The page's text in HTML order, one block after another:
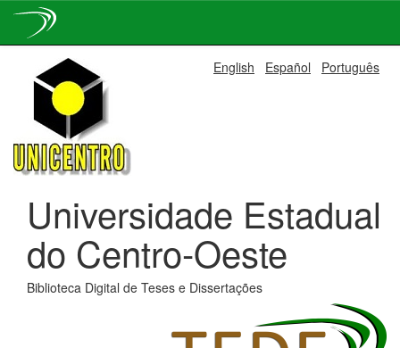
navigation
English Español Português
Universidade Estadual
do Centro-Oeste
Biblioteca Digital de Teses e Dissertações